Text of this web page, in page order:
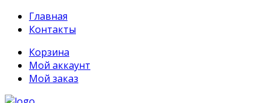
Главная
Контакты
Корзина
Мой аккаунт
Мой заказ